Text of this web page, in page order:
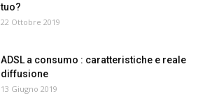
tuo?
22 Ottobre 2019
ADSL a consumo : caratteristiche e reale
diffusione
13 Giugno 2019